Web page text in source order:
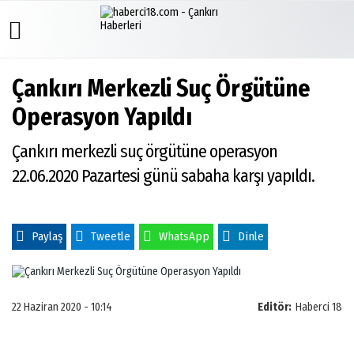
Üye Paneli
Haber
Gazete
Arşivi
Hava
Durumu
Gazete
Manşetleri
Anketler
Köşe
Galeri
Foto
Galeri
İletişim
/
Çankırı Merkezli Suç Örgütüne
Operasyon Yapıldı
Çankırı merkezli suç örgütüne operasyon
22.06.2020 Pazartesi günü sabaha karşı yapıldı.
Paylaş Tweetle WhatsApp Dinle
Editör: Haberci 18
22 Haziran 2020 - 10:14